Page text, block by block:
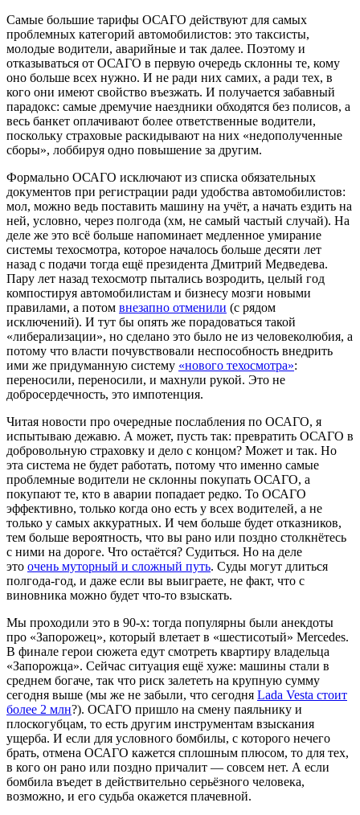
Самые большие тарифы ОСАГО действуют для самых
проблемных категорий автомобилистов: это таксисты,
молодые водители, аварийные и так далее. Поэтому и
отказываться от ОСАГО в первую очередь склонны те, кому
оно больше всех нужно. И не ради них самих, а ради тех, в
кого они имеют свойство въезжать. И получается забавный
парадокс: самые дремучие наездники обходятся без полисов, а
весь банкет оплачивают более ответственные водители,
поскольку страховые раскидывают на них «недополученные
сборы», лоббируя одно повышение за другим.
Формально ОСАГО исключают из списка обязательных
документов при регистрации ради удобства автомобилистов:
мол, можно ведь поставить машину на учёт, а начать ездить на
ней, условно, через полгода (хм, не самый частый случай). На
деле же это всё больше напоминает медленное умирание
системы техосмотра, которое началось больше десяти лет
назад с подачи тогда ещё президента Дмитрий Медведева.
Пару лет назад техосмотр пытались возродить, целый год
компостируя автомобилистам и бизнесу мозги новыми
правилами, а потом внезапно отменили (с рядом
исключений). И тут бы опять же порадоваться такой
«либерализации», но сделано это было не из человеколюбия, а
потому что власти почувствовали неспособность внедрить
ими же придуманную систему «нового техосмотра»:
переносили, переносили, и махнули рукой. Это не
добросердечность, это импотенция.
Читая новости про очередные послабления по ОСАГО, я
испытываю дежавю. А может, пусть так: превратить ОСАГО в
добровольную страховку и дело с концом? Может и так. Но
эта система не будет работать, потому что именно самые
проблемные водители не склонны покупать ОСАГО, а
покупают те, кто в аварии попадает редко. То ОСАГО
эффективно, только когда оно есть у всех водителей, а не
только у самых аккуратных. И чем больше будет отказников,
тем больше вероятность, что вы рано или поздно столкнётесь
с ними на дороге. Что остаётся? Судиться. Но на деле
это очень муторный и сложный путь. Суды могут длиться
полгода-год, и даже если вы выиграете, не факт, что с
виновника можно будет что-то взыскать.
Мы проходили это в 90-х: тогда популярны были анекдоты
про «Запорожец», который влетает в «шестисотый» Mercedes.
В финале герои сюжета едут смотреть квартиру владельца
«Запорожца». Сейчас ситуация ещё хуже: машины стали в
среднем богаче, так что риск залететь на крупную сумму
сегодня выше (мы же не забыли, что сегодня Lada Vesta стоит
более 2 млн?). ОСАГО пришло на смену паяльнику и
плоскогубцам, то есть другим инструментам взыскания
ущерба. И если для условного бомбилы, с которого нечего
брать, отмена ОСАГО кажется сплошным плюсом, то для тех,
в кого он рано или поздно причалит — совсем нет. А если
бомбила въедет в действительно серьёзного человека,
возможно, и его судьба окажется плачевной.